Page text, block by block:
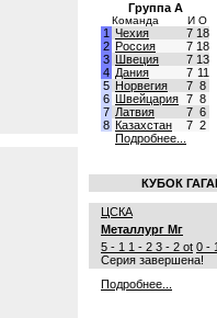
Группа A
Команда И О
1 Чехия 7 18
2 Россия 7 18
3 Швеция 7 13
4 Дания 7 11
5 Норвегия 7 8
6 Швейцария 7 8
7 Латвия 7 6
8 Казахстан 7 2
Подробнее...
КУБОК
ЦСКА
Металлург Мг
5 - 1 1 - 2 3 - 2 ot 0 - 1
Серия завершена!
Подробнее...